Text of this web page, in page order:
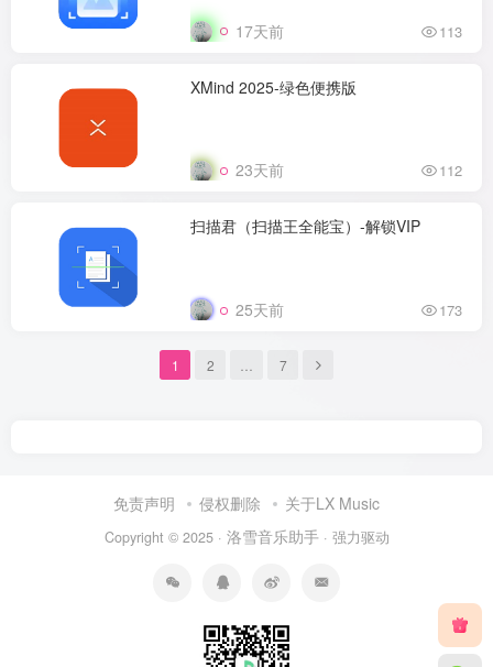
17天前 113
XMind 2025-绿色便携版
23天前 112
扫描君（扫描王全能宝）-解锁VIP
25天前 173
1 2 7
免责声明 侵权删除 关于LX Music
Copyright © 2025 · 洛雪音乐助手· 强力驱动